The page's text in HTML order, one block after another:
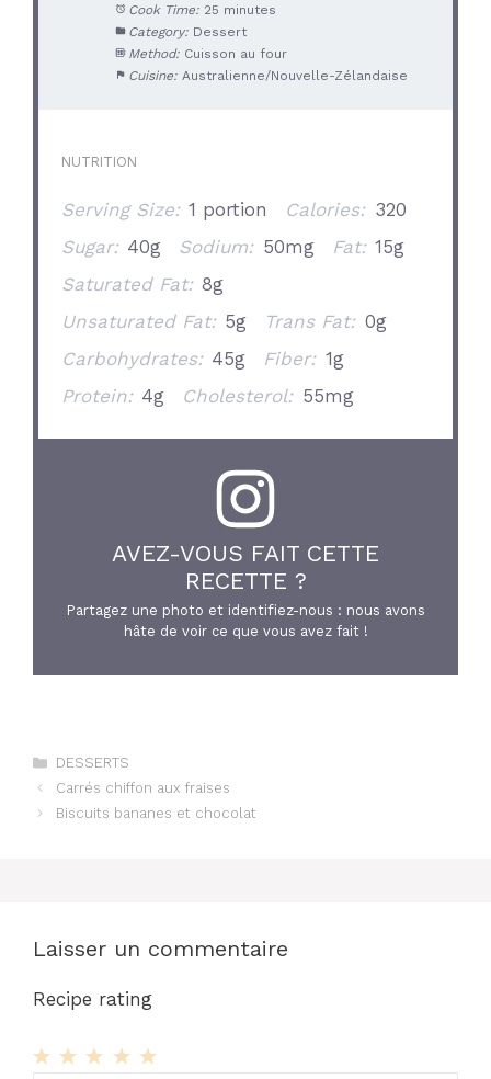
Cook Time: 25 minutes
Category: Dessert
Method: Cuisson au four
Cuisine: Australienne/Nouvelle-Zélandaise
NUTRITION
Serving Size: 1 portion Calories: 320
Sugar: 40g Sodium: 50mg Fat: 15g
Saturated Fat: 8g
Unsaturated Fat: 5g Trans Fat: 0g
Carbohydrates: 45g Fiber: 1g
Protein: 4g Cholesterol: 55mg
AVEZ-VOUS FAIT CETTE
RECETTE ?
Partagez une photo et identifiez-nous : nous avons
hâte de voir ce que vous avez fait !
Catégories
DESSERTS
Carrés chiffon aux fraises
Biscuits bananes et chocolat
Laisser un commentaire
Recipe rating